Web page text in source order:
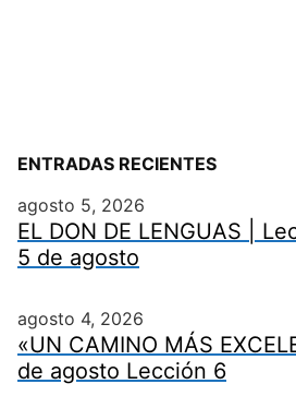
ENTRADAS RECIENTES
agosto 5, 2026
EL DON DE LENGUAS |
5 de agosto
agosto 4, 2026
«UN CAMINO MÁS
de agosto Lección 6